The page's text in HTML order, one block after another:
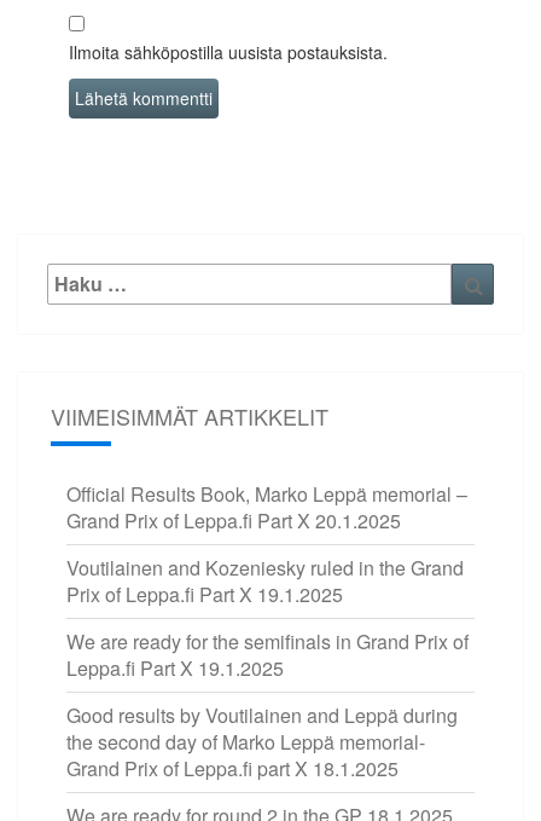
Ilmoita sähköpostilla uusista postauksista.
Etsi:
VIIMEISIMMÄT ARTIKKELIT
Official Results Book, Marko Leppä memorial –
Grand Prix of Leppa.fi Part X 20.1.2025
Voutilainen and Kozeniesky ruled in the Grand
Prix of Leppa.fi Part X 19.1.2025
We are ready for the semifinals in Grand Prix of
Leppa.fi Part X 19.1.2025
Good results by Voutilainen and Leppä during
the second day of Marko Leppä memorial-
Grand Prix of Leppa.fi part X 18.1.2025